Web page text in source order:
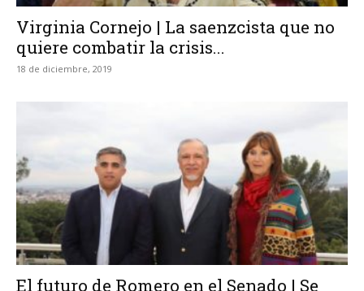
Virginia Cornejo | La saenzcista que no
quiere combatir la crisis...
18 de diciembre, 2019
El futuro de Romero en el Senado | Se